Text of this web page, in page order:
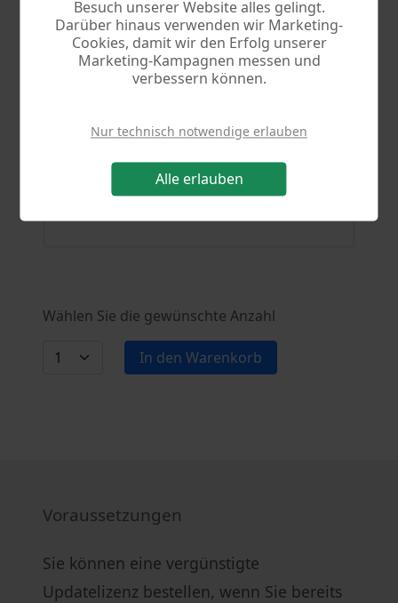
Besuch unserer Website alles gelingt.
Darüber hinaus verwenden wir Marketing-
Cookies, damit wir den Erfolg unserer
Marketing-Kampagnen messen und
verbessern können.
Nur technisch notwendige erlauben
Alle erlauben
Mail.
Lizenzschlüssel auf CD. Kostenloser
Versand.
Wählen Sie die gewünschte Anzahl
Voraussetzungen
Sie können eine vergünstigte
Updatelizenz bestellen, wenn Sie bereits